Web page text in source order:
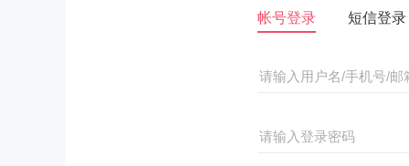
帐号登录 短信登录